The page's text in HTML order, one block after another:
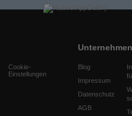
Cookie-
Einstellungen
Unternehmen
Blog
Impressum
Datenschutz
AGB